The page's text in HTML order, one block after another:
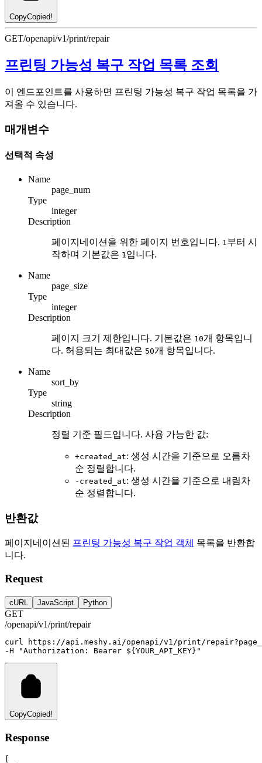
CopyCopied!
GET/openapi/v1/print/repair
프린팅 가능성 복구 작업 목록 조회
이 엔드포인트를 사용하면 프린팅 가능성 복구 작업 목록을 가
져올 수 있습니다.
매개변수
선택적 속성
Name
page_num
Type
integer
Description
페이지네이션을 위한 페이지 번호입니다. 1부터 시
작하며 기본값은 1입니다.
Name
page_size
Type
integer
Description
페이지 크기 제한입니다. 기본값은 10개 항목입니
다. 허용되는 최대값은 50개 항목입니다.
Name
sort_by
Type
string
Description
정렬 기준 필드입니다. 사용 가능한 값:
+created_at: 생성 시간을 기준으로 오름차
순 정렬합니다.
-created_at: 생성 시간을 기준으로 내림차
순 정렬합니다.
반환값
페이지네이션된 프린팅 가능성 복구 작업 객체 목록을 반환합
니다.
Request
cURL JavaScript Python
GET
/openapi/v1/print/repair
curl
https://api.meshy.ai/openapi/v1/print/
-H
"Authorization: Bearer ${YOUR_API_KEY}"
CopyCopied!
Response